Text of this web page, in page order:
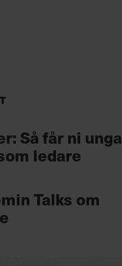
Så får ni unga
ledare
Talks om